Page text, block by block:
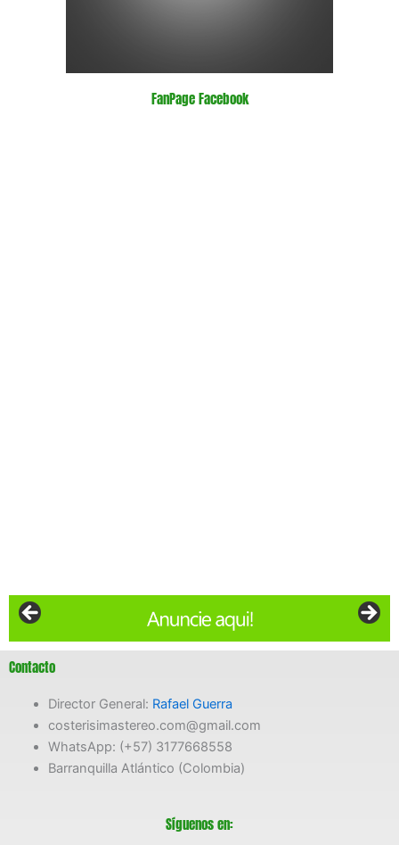
FanPage Facebook
Contacto
Director General: Rafael Guerra
costerisimastereo.com@gmail.com
WhatsApp: (+57) 3177668558
Barranquilla Atlántico (Colombia)
Síguenos en: